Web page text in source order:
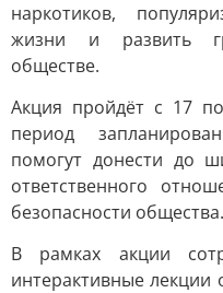
наркотиков,
жизни и развить
обществе.
Акция пройдёт с 17
период
помогут донести до
ответственного
безопасности общества.
В рамках акции
интерактивные лекции